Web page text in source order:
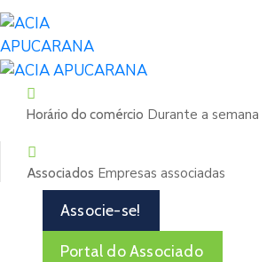
Horário do comércio Durante a semana
Associados Empresas associadas
Associe-se!
Portal do Associado